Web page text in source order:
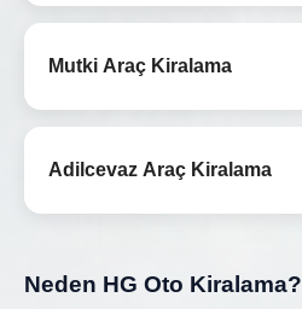
Mutki Araç Kiralama
Adilcevaz Araç Kiralama
Neden HG Oto Kiralama?